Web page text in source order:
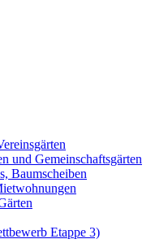
und Gemeinschaftsgärten
Baumscheiben
Etappe 3)